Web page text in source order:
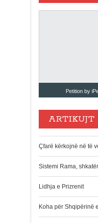
Petition by
Çfarë kërkojnë në të
Sistemi Rama,
Lidhja e Prizrenit
Koha për Shqipërinë